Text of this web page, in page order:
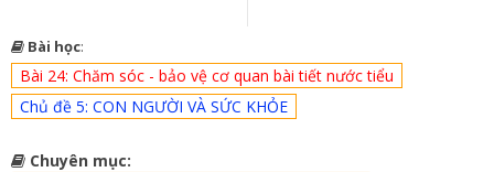
Bài học:
Bài 24: Chăm sóc - bảo vệ cơ quan bài tiết nước tiểu
Chủ đề 5: CON NGƯỜI VÀ SỨC KHỎE
Chuyên mục: